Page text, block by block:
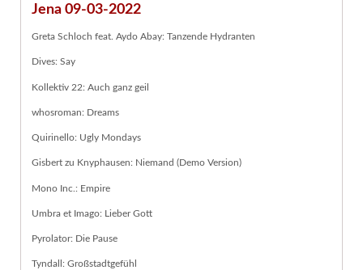
Jena 09-03-2022
Greta Schloch feat. Aydo Abay: Tanzende Hydranten
Dives: Say
Kollektiv 22: Auch ganz geil
whosroman: Dreams
Quirinello: Ugly Mondays
Gisbert zu Knyphausen: Niemand (Demo Version)
Mono Inc.: Empire
Umbra et Imago: Lieber Gott
Pyrolator: Die Pause
Tyndall: Großstadtgefühl